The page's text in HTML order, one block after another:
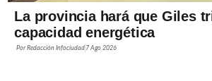
La provincia hará que Giles
capacidad energética
PorRedacción Infociudad 7 Ago 2026